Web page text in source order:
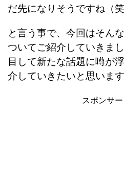
だ先になりそうですね（笑
と言う事で、今回はそんな
ついてご紹介していきま
目して新たな話題に噂が
介していきたいと思います
スポンサ